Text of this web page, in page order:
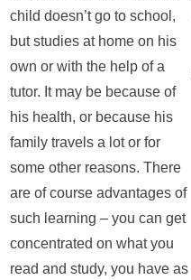
child doesn’t go to school,
but studies at home on his
own or with the help of a
tutor. It may be because of
his health, or because his
family travels a lot or for
some other reasons. There
are of course advantages of
such learning – you can get
concentrated on what you
read and study, you have as